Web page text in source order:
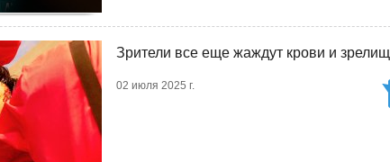
Зрители все еще жаждут крови и зрелищ
02 июля 2025 г.